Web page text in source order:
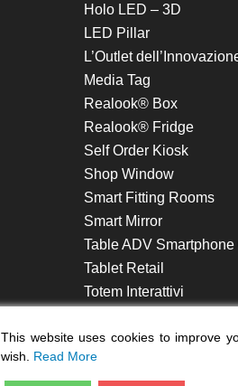
Holo LED – 3D
LED Pillar
L’Outlet
Media Tag
Realook® Box
Realook® Fridge
Self Order Kiosk
Shop Window
Smart Fitting Rooms
Smart Mirror
Table ADV
Tablet Retail
Totem Interattivi
This website uses cookies to improve
wish. Read More